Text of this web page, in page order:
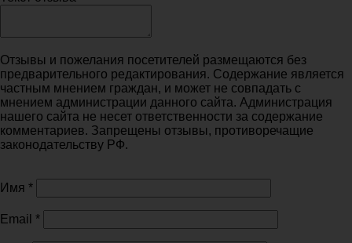
Отзывы и пожелания посетителей размещаются без
предварительного редактирования. Содержание является
частным мнением граждан, и может не совпадать с
мнением администрации данного сайта. Администрация
нашего сайта не несет ответственности за содержание
комментариев. Запрещены отзывы, противоречащие
законодательству РФ.
Имя *
Email *